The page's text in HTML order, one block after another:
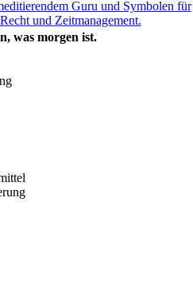
was morgen ist.